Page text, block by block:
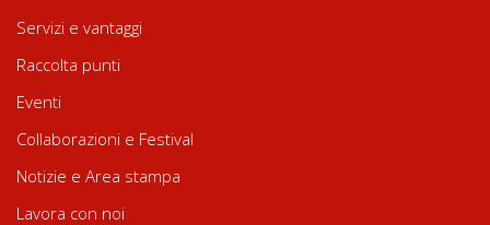
Servizi e vantaggi
Raccolta punti
Eventi
Collaborazioni e Festival
Notizie e Area stampa
Lavora con noi